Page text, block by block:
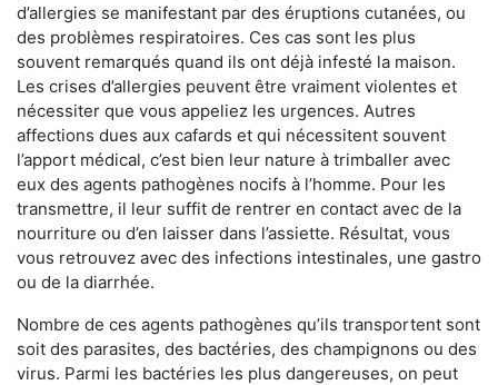
d’allergies se manifestant par des éruptions cutanées, ou
des problèmes respiratoires. Ces cas sont les plus
souvent remarqués quand ils ont déjà infesté la maison.
Les crises d’allergies peuvent être vraiment violentes et
nécessiter que vous appeliez les urgences. Autres
affections dues aux cafards et qui nécessitent souvent
l’apport médical, c’est bien leur nature à trimballer avec
eux des agents pathogènes nocifs à l’homme. Pour les
transmettre, il leur suffit de rentrer en contact avec de la
nourriture ou d’en laisser dans l’assiette. Résultat, vous
vous retrouvez avec des infections intestinales, une gastro
ou de la diarrhée.
Nombre de ces agents pathogènes qu’ils transportent sont
soit des parasites, des bactéries, des champignons ou des
virus. Parmi les bactéries les plus dangereuses, on peut